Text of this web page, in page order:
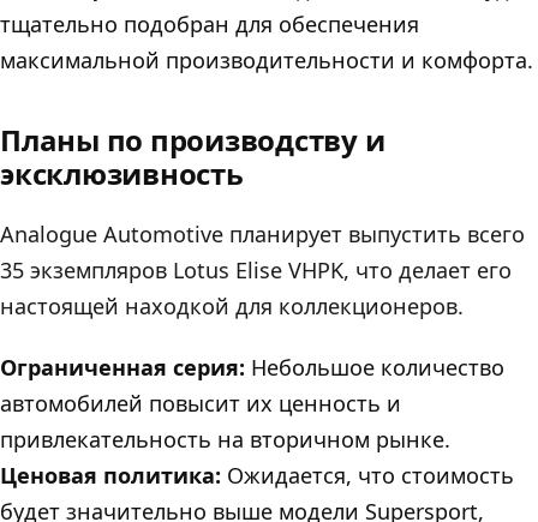
тщательно подобран для обеспечения
максимальной производительности и комфорта.
Планы по производству и
эксклюзивность
Analogue Automotive планирует выпустить всего
35 экземпляров Lotus Elise VHPK, что делает его
настоящей находкой для коллекционеров.
Ограниченная серия: Небольшое количество
автомобилей повысит их ценность и
привлекательность на вторичном рынке.
Ценовая политика: Ожидается, что стоимость
будет значительно выше модели Supersport,